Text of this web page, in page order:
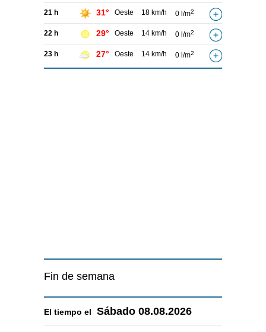
21 h 31° Oeste 18 km/h 0 l/m2
22 h 29° Oeste 14 km/h 0 l/m2
23 h 27° Oeste 14 km/h 0 l/m2
Fin de semana
El tiempo el Sábado 08.08.2026